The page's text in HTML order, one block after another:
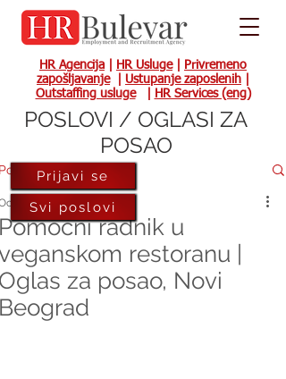
HR Agencija HR Usluge|
Privremeno
zapošljavanje| Ustupanje zaposlenih
Outstaffing usluge| HR Services (eng)
radnik u
restoranu |
za posao, Novi
4, 2023
Prijavi se
Svi poslovi
POSLOVI / OGLASI ZA
POSAO